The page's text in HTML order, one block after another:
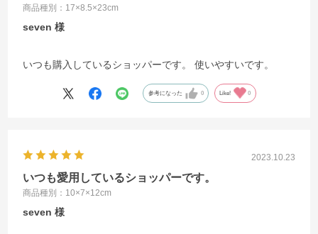
商品種別：17×8.5×23cm
seven
いつも購入しているショッパーです。 使いやすいです。
参考になった 0 Like! 0
2023.10.23
いつも愛用しているショッパーです。
商品種別：10×7×12cm
seven